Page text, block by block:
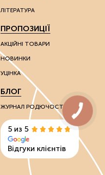
ЛІТЕРАТУРА
ПРОПОЗИЦІЇ
АКЦІЙНІ ТОВАРИ
НОВИНКИ
УЦІНКА
БЛОГ
ЖУРНАЛ РОДЮЧОСТІ
5 из 5
Відгуки клієнтів